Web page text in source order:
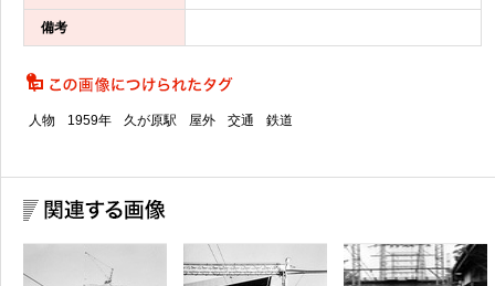
備考
人物 1959年 久が原駅 屋外 交通 鉄道